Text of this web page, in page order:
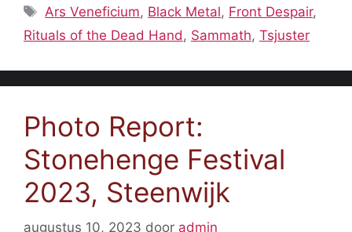
Tags
Ars Veneficium, Black Metal, Front Despair,
Rituals of the Dead Hand, Sammath, Tsjuster
Photo Report:
Stonehenge Festival
2023, Steenwijk
augustus 10, 2023 door admin